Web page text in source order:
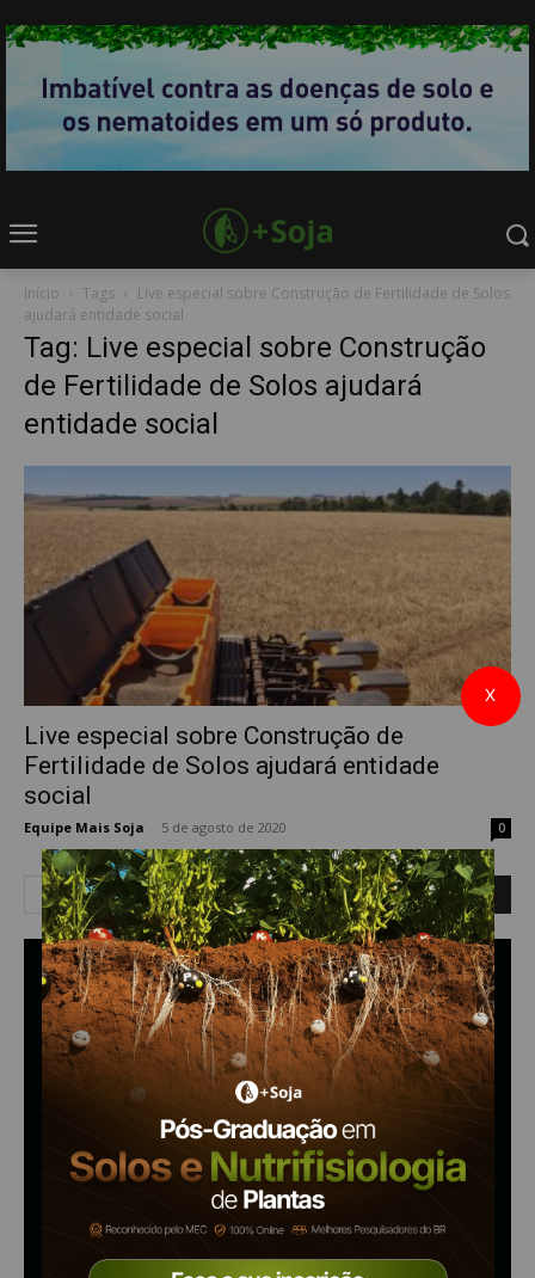
Início Tags
Live especial sobre Construção de Fertilidade de Solos
ajudará entidade social
Tag: Live especial sobre Construção
de Fertilidade de Solos ajudará
entidade social
Live especial sobre Construção de
Fertilidade de Solos ajudará entidade
social
Equipe Mais Soja 5 de agosto de 2020 0
X